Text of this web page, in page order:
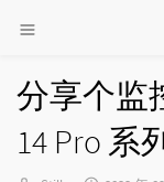
分享个监
14 Pro 系